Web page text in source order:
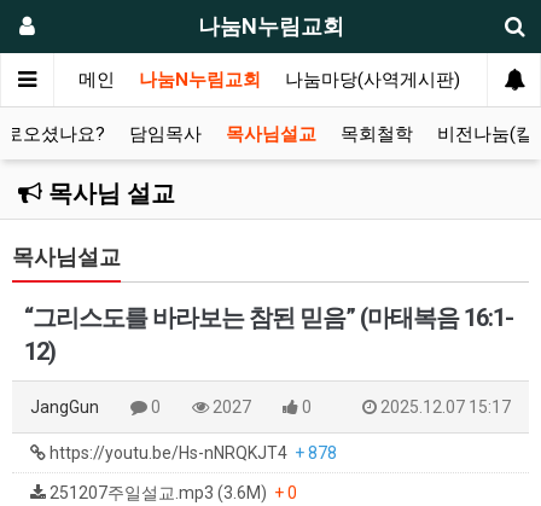
나눔N누림교회
메인 나눔N누림교회 나눔마당(사역게시판) 누림
로오셨나요? 담임목사 목사님설교 목회철학 비전나눔(칼
목사님 설교
목사님설교
“그리스도를 바라보는 참된 믿음” (마태복음 16:1-
12)
JangGun 0 2027 0 2025.12.07 15:17
https://youtu.be/Hs-nNRQKJT4 + 878
251207주일설교.mp3 (3.6M) + 0